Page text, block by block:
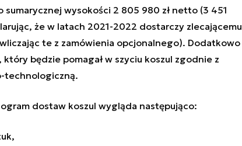
sumarycznej wysokości 2 805 980 zł netto (3 451
że w latach 2021-2022 dostarczy zlecającemu
te z zamówienia opcjonalnego). Dodatkowo
będzie pomagał w szyciu koszul zgodnie z
technologiczną.
dostaw koszul wygląda następująco: